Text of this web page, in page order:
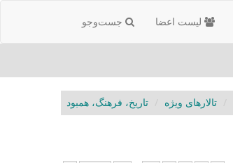
جست‌و‌جو لیست اعضا
تالارهای ویژه تاریخ، فرهنگ، همبود